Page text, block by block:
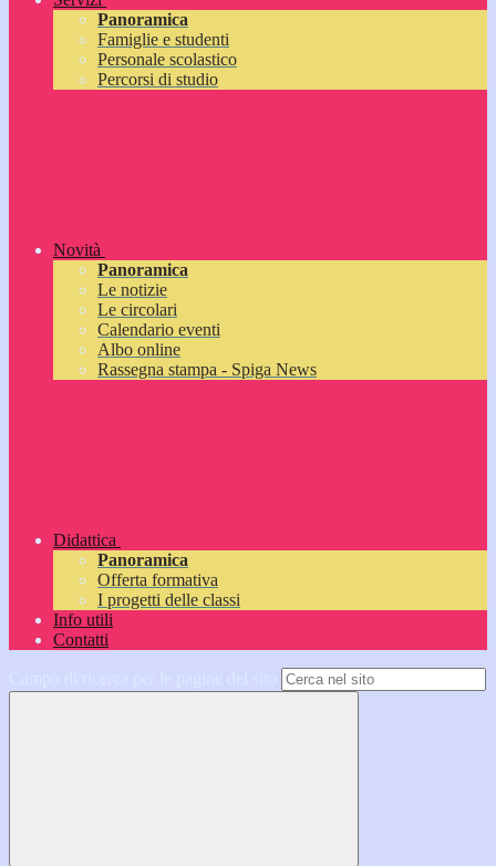
Panoramica
Famiglie e studenti
Personale scolastico
Percorsi di studio
Novità
Panoramica
Le notizie
Le circolari
Calendario eventi
Albo online
Rassegna stampa - Spiga News
Didattica
Panoramica
Offerta formativa
I progetti delle classi
Info utili
Contatti